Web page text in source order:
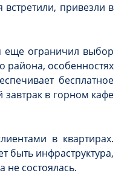
привезли в
еще ограничил выбор
района, особенностях
бесплатное
в горном кафе
в квартирах.
быть инфраструктура,
состоялась.